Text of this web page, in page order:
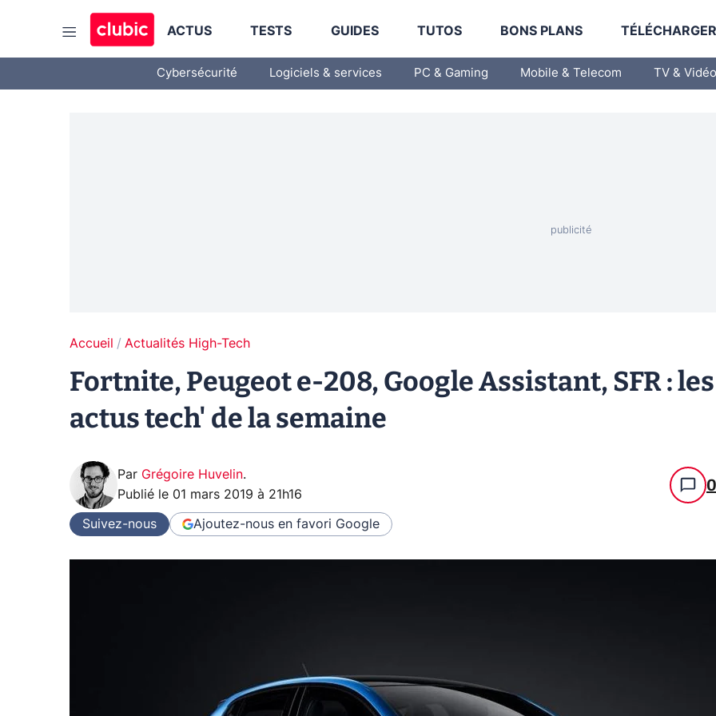
ACTUS TESTS GUIDES TUTOS BONS PLANS
Cybersécurité Logiciels & services PC & Gaming Mobile & Telecom TV & Vidéo
Accueil Actualités High-Tech
Fortnite, Peugeot e-208, Google Assistant, SFR : les
actus tech' de la semaine
Par Grégoire Huvelin.
Publié le 01 mars 2019 à 21h16 0
Suivez-nous Ajoutez-nous en favori Google